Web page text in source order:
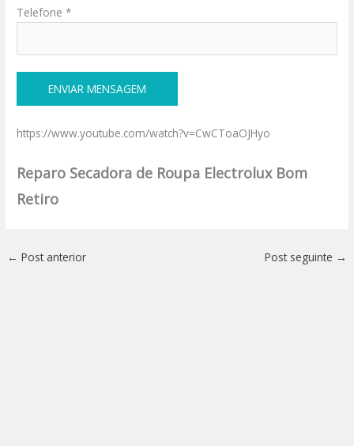
Telefone *
https://www.youtube.com/watch?v=CwCToaOJHyo
Reparo Secadora de Roupa Electrolux Bom
Retiro
← Post anterior Post seguinte →